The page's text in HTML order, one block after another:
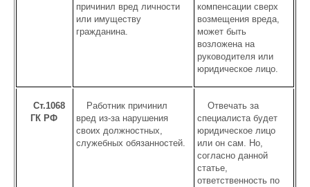
причинил вред личности
или имуществу
гражданина.
компенсации сверх
возмещения вреда,
может быть
возложена на
руководителя или
юридическое лицо.
Ст.1068
ГК РФ
Работник причинил
вред из-за нарушения
своих должностных,
служебных обязанностей.
Отвечать за
специалиста будет
юридическое лицо
или он сам. Но,
согласно данной
статье,
ответственность по